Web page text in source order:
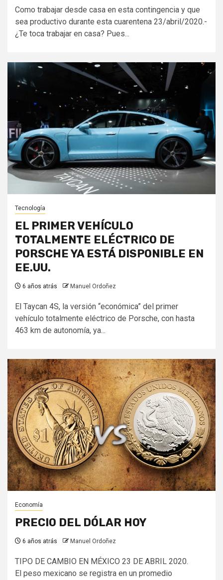
Como trabajar desde casa en esta contingencia y que
sea productivo durante esta cuarentena 23/abril/2020.-
¿Te toca trabajar en casa? Pues...
Tecnología
EL PRIMER VEHÍCULO
TOTALMENTE ELÉCTRICO DE
PORSCHE YA ESTÁ DISPONIBLE EN
EE.UU.
6 años atrás Manuel Ordoñez
El Taycan 4S, la versión “económica” del primer
vehículo totalmente eléctrico de Porsche, con hasta
463 km de autonomía, ya...
Economía
PRECIO DEL DÓLAR HOY
6 años atrás Manuel Ordoñez
TIPO DE CAMBIO EN MÉXICO 23 DE ABRIL 2020.
El peso mexicano se registra en un promedio